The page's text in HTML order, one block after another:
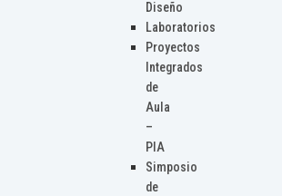
Diseño
Laboratorios
Proyectos
Integrados
de
Aula
–
PIA
Simposio
de